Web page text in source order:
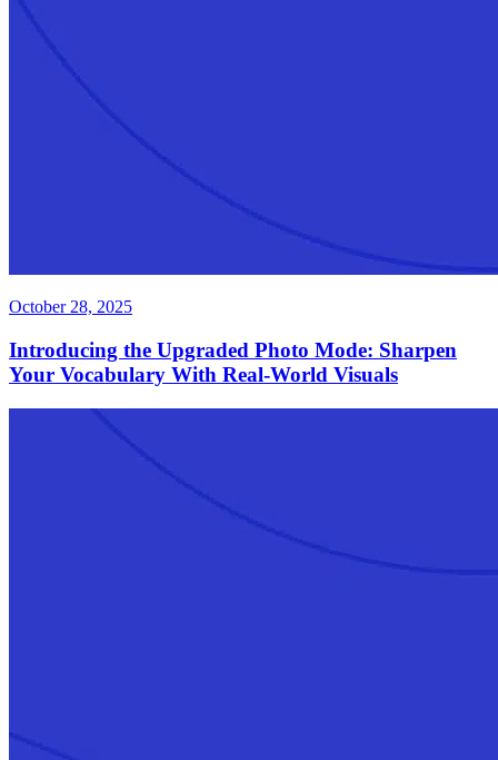
October 28, 2025
Introducing the Upgraded Photo Mode: Sharpen
Your Vocabulary With Real-World Visuals